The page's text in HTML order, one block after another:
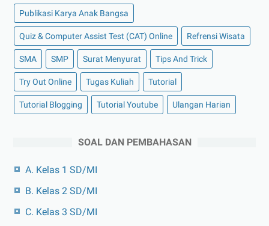
Publikasi Karya Anak Bangsa
Quiz & Computer Assist Test (CAT) Online Refrensi Wisata
SMA SMP Surat Menyurat Tips And Trick
Try Out Online Tugas Kuliah Tutorial
Tutorial Blogging Tutorial Youtube Ulangan Harian
SOAL DAN PEMBAHASAN
A. Kelas 1 SD/MI
B. Kelas 2 SD/MI
C. Kelas 3 SD/MI